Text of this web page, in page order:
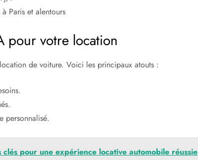
Paris et alentours
pour votre location
de voiture. Voici les principaux atouts :
personnalisé.
pour une expérience locative automobile réussie